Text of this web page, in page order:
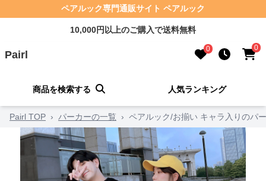
ペアルック専門通販サイト ペアルック
10,000円以上のご購入で送料無料
Pairl 0 0
商品を検索する 人気ランキング
Pairl TOP › パーカーの一覧 › ペアルック/お揃い キャラ入りのパ